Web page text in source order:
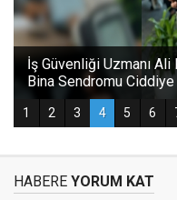
HABERE YORUM KAT